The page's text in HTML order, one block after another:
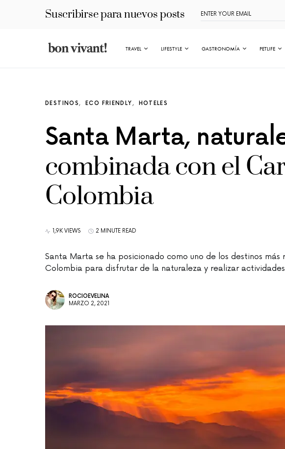
Suscribirse para nuevos posts
TRAVEL LIFESTYLE GASTRONOMÍA PETLIFE
DESTINOS ECO FRIENDLY HOTELES
Santa Marta,
combinada con el
Colombia
1,9K VIEWS 2 MINUTE READ
Santa Marta se ha posicionado como uno de los destinos
Colombia para disfrutar de la naturaleza y realizar
ROCIOEVELINA
MARZO 2, 2021